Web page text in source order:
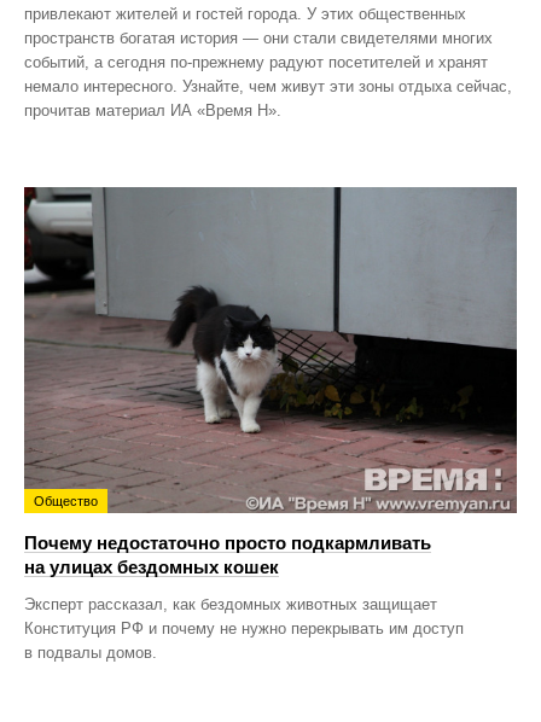
привлекают жителей и гостей города. У этих общественных
пространств богатая история — они стали свидетелями многих
событий, а сегодня по‑прежнему радуют посетителей и хранят
немало интересного. Узнайте, чем живут эти зоны отдыха сейчас,
прочитав материал ИА «Время Н».
Общество
Почему недостаточно просто подкармливать
на улицах бездомных кошек
Эксперт рассказал, как бездомных животных защищает
Конституция РФ и почему не нужно перекрывать им доступ
в подвалы домов.